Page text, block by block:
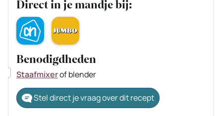
Direct in je mandje bij:
Benodigdheden
▢
Staafmixerof blender
Stel direct je vraag over dit recept